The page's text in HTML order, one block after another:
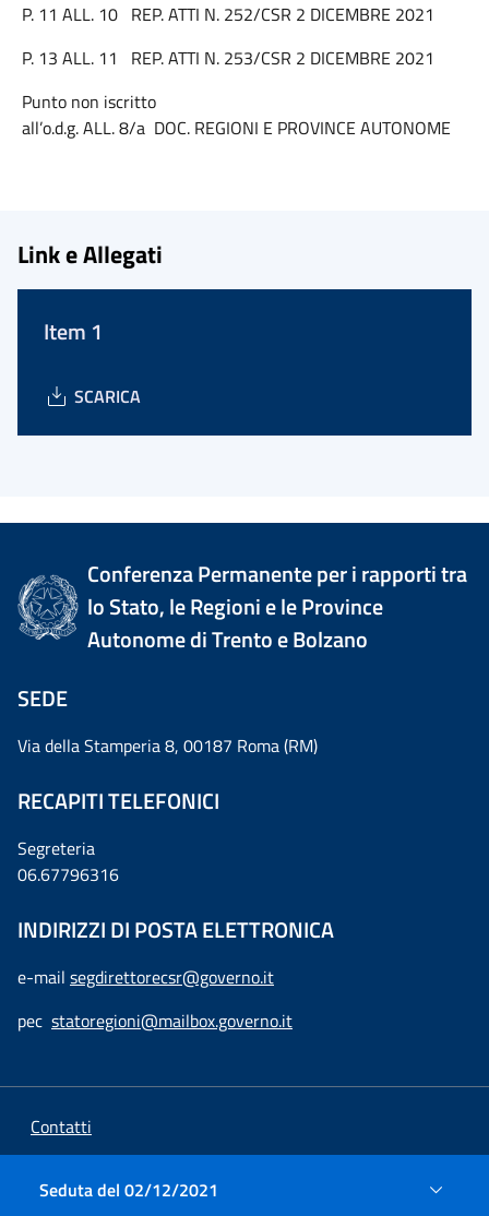
P. 11 ALL. 10 REP. ATTI N. 252/CSR 2 DICEMBRE 2021
P. 13 ALL. 11 REP. ATTI N. 253/CSR 2 DICEMBRE 2021
Punto non iscritto
all’o.d.g. ALL. 8/a DOC. REGIONI E PROVINCE AUTONOME
Seduta del 02/12/2021
Link e Allegati
Item 1
SCARICA
Conferenza Permanente per i rapporti tra
lo Stato, le Regioni e le Province
Autonome di Trento e Bolzano
SEDE
Via della Stamperia 8, 00187 Roma (RM)
RECAPITI TELEFONICI
Segreteria
06.67796316
INDIRIZZI DI POSTA ELETTRONICA
e-mail segdirettorecsr@governo.it
pec statoregioni@mailbox.governo.it
Contatti